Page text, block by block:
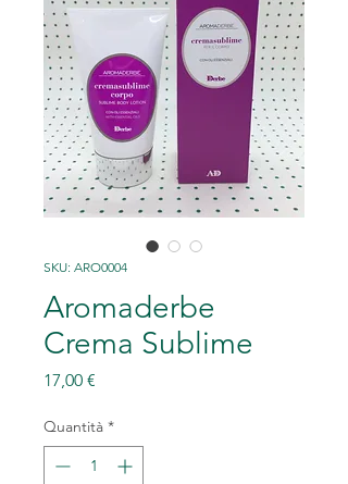
SKU: ARO0004
Aromaderbe
Crema Sublime
17,00 €
Quantità *